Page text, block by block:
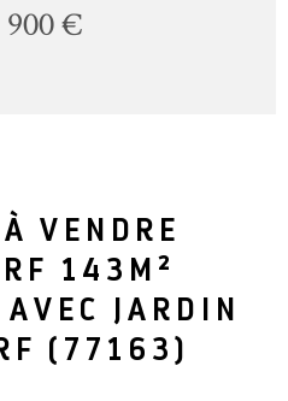
900 €
VENDRE
143M²
JARDIN
(77163)